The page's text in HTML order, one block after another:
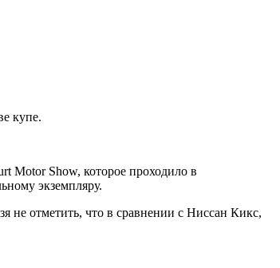
купе.
Motor Show, которое проходило в
экземпляру.
не отметить, что в сравнении с Ниссан Кикс,